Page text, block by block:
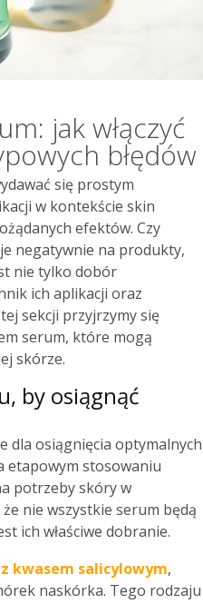
jak włączyć
błędów
się prostym
w kontekście skin
efektów. Czy
negatywnie na produkty,
nie tylko dobór
ich aplikacji oraz
sekcji przyjrzymy się
serum, które mogą
skórze.
by osiągnąć
dla osiągnięcia optymalnych
etapowym stosowaniu
potrzeby skóry w
nie wszystkie serum będą
ich właściwe dobranie.
kwasem salicylowym,
naskórka. Tego rodzaju